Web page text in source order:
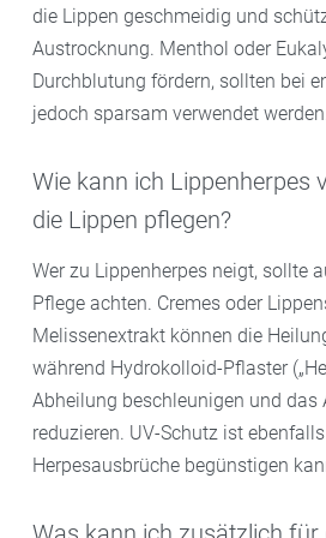
die Lippen geschmeidig und
Austrocknung. Menthol oder
Durchblutung fördern, sollten bei
jedoch sparsam verwendet
Wie kann ich Lippenherpes
die Lippen pflegen?
Wer zu Lippenherpes neigt, sollte
Pflege achten. Cremes oder
Melissenextrakt können die
während Hydrokolloid-Pflaster
Abheilung beschleunigen und das
reduzieren. UV-Schutz ist
Herpesausbrüche begünstigen